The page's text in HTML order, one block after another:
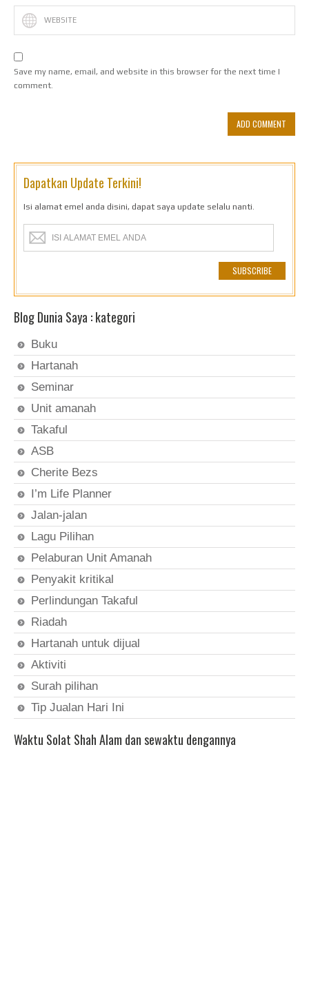
Save my name, email, and website in this browser for the next time I
comment.
Dapatkan Update Terkini!
Isi alamat emel anda disini, dapat saya update selalu nanti.
Blog Dunia Saya : kategori
Buku
Hartanah
Seminar
Unit amanah
Takaful
ASB
Cherite Bezs
I’m Life Planner
Jalan-jalan
Lagu Pilihan
Pelaburan Unit Amanah
Penyakit kritikal
Perlindungan Takaful
Riadah
Hartanah untuk dijual
Aktiviti
Surah pilihan
Tip Jualan Hari Ini
Waktu Solat Shah Alam dan sewaktu dengannya